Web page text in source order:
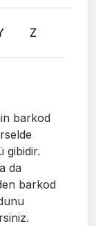
Z
barkod
gibidir.
da
barkod